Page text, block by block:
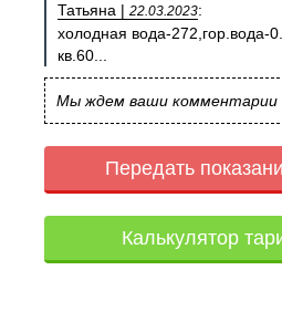
Татьяна | 22.03.2023:
холодная вода-272,гор.вода-
кв.60...
Мы ждем ваши комментарии
Передать
Калькулятор